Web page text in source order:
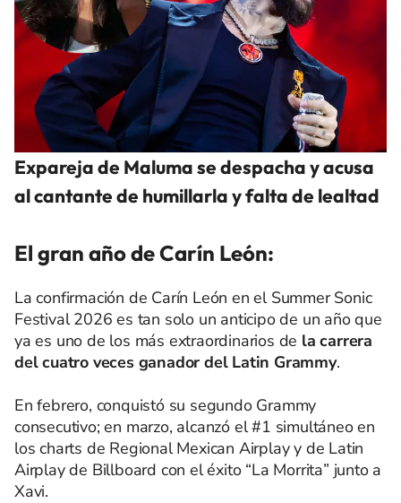
Expareja de Maluma se despacha y acusa
al cantante de humillarla y falta de lealtad
El gran año de Carín León:
La confirmación de Carín León en el Summer Sonic
Festival 2026 es tan solo un anticipo de un año que
ya es uno de los más extraordinarios de la carrera
del cuatro veces ganador del Latin Grammy.
En febrero, conquistó su segundo Grammy
consecutivo; en marzo, alcanzó el #1 simultáneo en
los charts de Regional Mexican Airplay y de Latin
Airplay de Billboard con el éxito “La Morrita” junto a
Xavi.